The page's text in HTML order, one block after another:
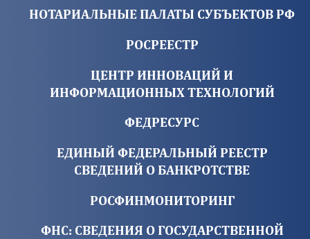
НОТАРИАЛЬНЫЕ ПАЛАТЫ СУБЪЕКТОВ РФ
РОСРЕЕСТР
ЦЕНТР ИННОВАЦИЙ И
ИНФОРМАЦИОННЫХ ТЕХНОЛОГИЙ
ФЕДРЕСУРС
ЕДИНЫЙ ФЕДЕРАЛЬНЫЙ РЕЕСТР
СВЕДЕНИЙ О БАНКРОТСТВЕ
РОСФИНМОНИТОРИНГ
ФНС: СВЕДЕНИЯ О ГОСУДАРСТВЕННОЙ